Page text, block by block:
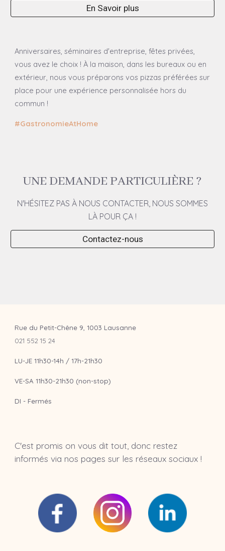
En Savoir plus
Anniversaires, séminaires d'entreprise, fêtes privées,
vous avez le choix ! À la maison, dans les bureaux ou en
extérieur, nous vous préparons vos pizzas préférées sur
place pour une expérience personnalisée hors du
commun !
#GastronomieAtHome
UNE DEMANDE PARTICULIÈRE ?
N'HÉSITEZ PAS À NOUS CONTACTER, NOUS SOMMES
LÀ POUR ÇA !
Contactez-nous
Rue du Petit-Chêne 9, 1003 Lausanne
021 552 15 24
LU-JE 11h30-14h / 17h-21h30
VE-SA 11h30-21h30 (non-stop)
DI - Fermés
C'est promis on vous dit tout, donc restez
informés via nos pages sur les réseaux sociaux !